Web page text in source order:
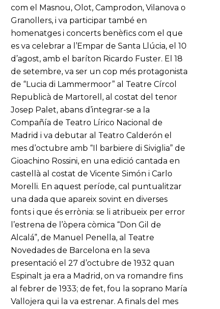
com el Masnou, Olot, Camprodon, Vilanova o
Granollers, i va participar també en
homenatges i concerts benèfics com el que
es va celebrar a l’Empar de Santa Llúcia, el 10
d’agost, amb el baríton Ricardo Fuster. El 18
de setembre, va ser un cop més protagonista
de “Lucia di Lammermoor” al Teatre Círcol
Republicà de Martorell, al costat del tenor
Josep Palet, abans d’integrar-se a la
Compañía de Teatro Lírico Nacional de
Madrid i va debutar al Teatro Calderón el
mes d’octubre amb “Il barbiere di Siviglia” de
Gioachino Rossini, en una edició cantada en
castellà al costat de Vicente Simón i Carlo
Morelli. En aquest període, cal puntualitzar
una dada que apareix sovint en diverses
fonts i que és errònia: se li atribueix per error
l’estrena de l’òpera còmica “Don Gil de
Alcalá”, de Manuel Penella, al Teatre
Novedades de Barcelona en la seva
presentació el 27 d’octubre de 1932 quan
Espinalt ja era a Madrid, on va romandre fins
al febrer de 1933; de fet, fou la soprano María
Vallojera qui la va estrenar. A finals del mes